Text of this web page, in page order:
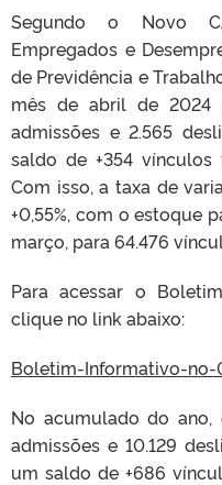
Segundo o Novo
Empregados e
de Previdência e
mês de abril de 2024
admissões e 2.565
saldo de +354
Com isso, a taxa de
+0,55%, com o estoque
março, para 64.476
Para acessar o
clique no link abaixo:
Boletim-Informativo-
No acumulado do ano,
admissões e 10.129
um saldo de +686